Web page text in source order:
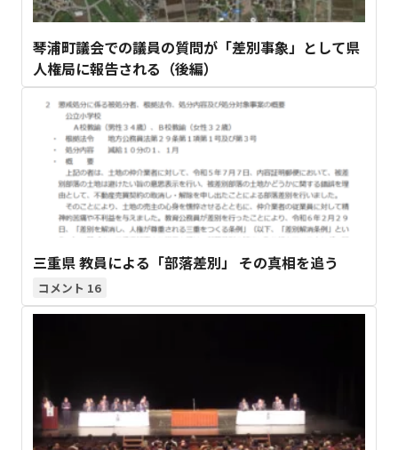
琴浦町議会での議員の質問が「差別事象」として県
人権局に報告される（後編）
三重県 教員による「部落差別」 その真相を追う
16